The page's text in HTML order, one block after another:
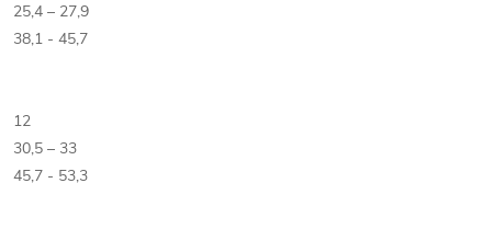
25,4 – 27,9
38,1 - 45,7
12
30,5 – 33
45,7 - 53,3